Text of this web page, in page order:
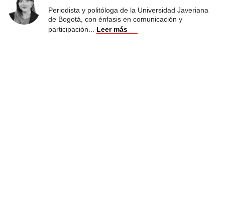
Periodista y politóloga de la Universidad Javeriana
de Bogotá, con énfasis en comunicación y
participación
Leer más